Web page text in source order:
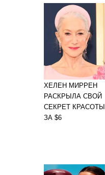
ХЕЛЕН МИРРЕН
РАСКРЫЛА СВОЙ
СЕКРЕТ КРАСОТЫ
ЗА $6